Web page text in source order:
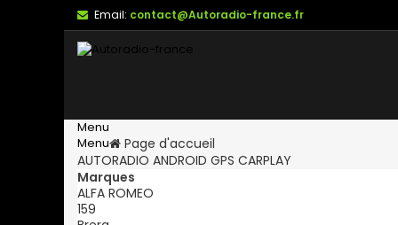
Email: contact@Autoradio-france.fr
Menu
Menu
Page d'accueil
AUTORADIO ANDROID GPS CARPLAY
Marques
ALFA ROMEO
159